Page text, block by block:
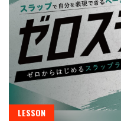
LESSON